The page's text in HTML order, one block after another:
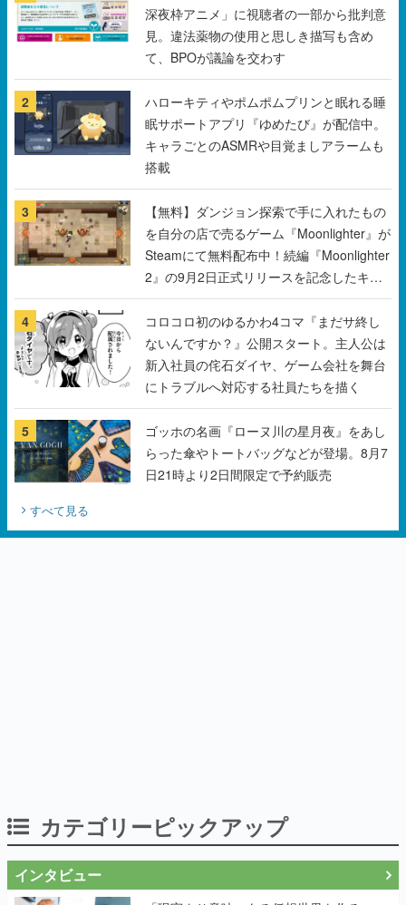
2
ハローキティやポムポムプリンと眠れる睡
眠サポートアプリ『ゆめたび』が配信中。
キャラごとのASMRや目覚ましアラームも
搭載
3
【無料】ダンジョン探索で手に入れたもの
を自分の店で売るゲーム『Moonlighter』が
Steamにて無料配布中！続編『Moonlighter
2』の9月2日正式リリースを記念したキャ
ンペーン
4
コロコロ初のゆるかわ4コマ『まだサ終し
ないんですか？』公開スタート。主人公は
新入社員の侘石ダイヤ、ゲーム会社を舞台
にトラブルへ対応する社員たちを描く
5
ゴッホの名画『ローヌ川の星月夜』をあし
らった傘やトートバッグなどが登場。8月7
日21時より2日間限定で予約販売
すべて見る
「現実より意味のある仮想世界を作る」
──『EVE Online』の生みの親が18年掲げ